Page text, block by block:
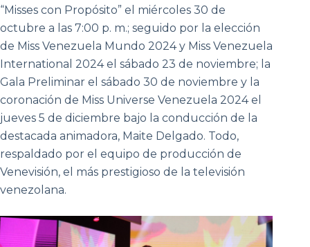
“Misses con Propósito” el miércoles 30 de
octubre a las 7:00 p. m.; seguido por la elección
de Miss Venezuela Mundo 2024 y Miss Venezuela
International 2024 el sábado 23 de noviembre; la
Gala Preliminar el sábado 30 de noviembre y la
coronación de Miss Universe Venezuela 2024 el
jueves 5 de diciembre bajo la conducción de la
destacada animadora, Maite Delgado. Todo,
respaldado por el equipo de producción de
Venevisión, el más prestigioso de la televisión
venezolana.